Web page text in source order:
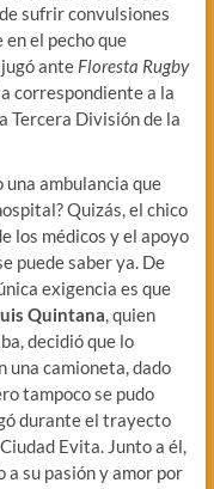
sufrir convulsiones
el pecho que
ante Floresta Rugby
correspondiente a la
Tercera División de la
una ambulancia que
Quizás, el chico
los médicos y el apoyo
puede saber ya. De
exigencia es que
Quintana, quien
decidió que lo
una camioneta, dado
tampoco se pudo
durante el trayecto
Evita. Junto a él,
a su pasión y amor por